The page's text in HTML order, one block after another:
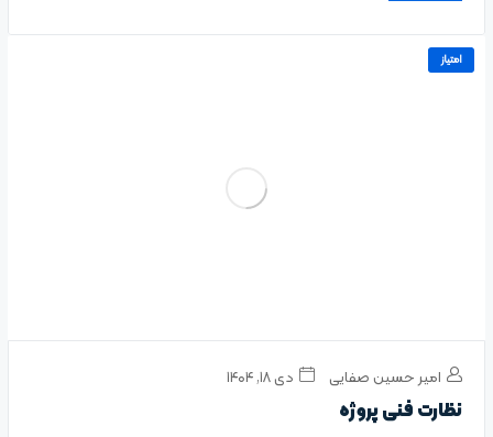
امتیاز
امیر حسین صفایی دی ۱۸, ۱۴۰۴
نظارت فنی پروژه